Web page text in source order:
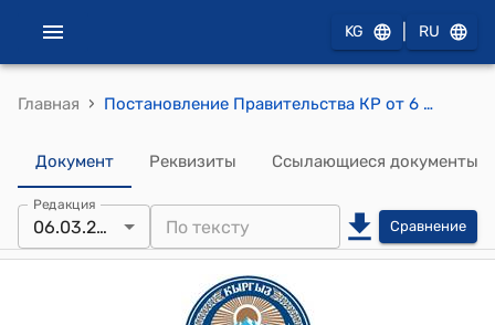
KG RU
Главная › Постановление Правительства КР от 6 марта 2013 года № 116 "О внесении изменений в постановление Правительства Кыргызской Республики "Об утверждении Перечня зданий, сооружений, помещений и оборудования, подлежащих защите автоматическими системами обнаружения и тушения пожара" от 29 апреля 2011 года № 196"
Документ Реквизиты Ссылающиеся документы
Редакция
06.03.2013 Сравнение